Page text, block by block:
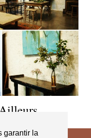
garantir la